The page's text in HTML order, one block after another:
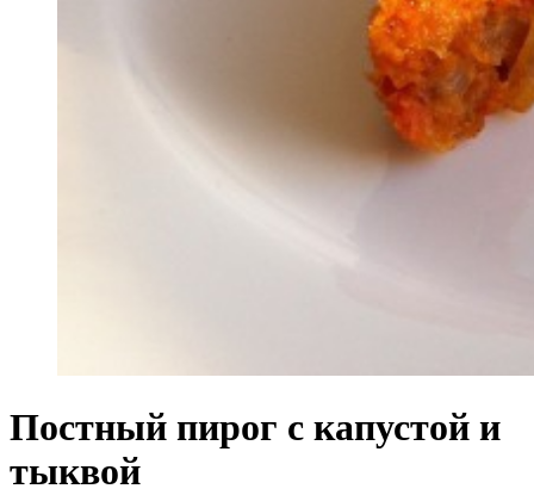
Постный пирог с капустой и
тыквой